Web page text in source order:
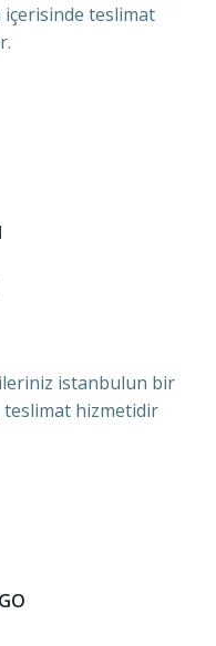
içerisinde teslimat
istanbulun bir
teslimat hizmetidir